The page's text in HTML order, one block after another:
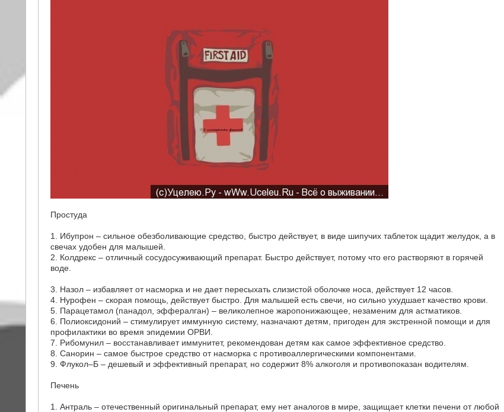
Простуда
1. Ибупрон – сильное обезболивающие средство, быстро действует, в виде шипучих таблеток щадит желудок, а в
свечах удобен для малышей.
2. Колдрекс – отличный сосудосуживающий препарат. Быстро действует, потому что его растворяют в горячей
воде.
3. Назол – избавляет от насморка и не дает пересыхать слизистой оболочке носа, действует 12 часов.
4. Нурофен – скорая помощь, действует быстро. Для малышей есть свечи, но сильно ухудшает качество крови.
5. Парацетамол (панадол, эффералган) – великолепное жаропонижающее, незаменим для астматиков.
6. Полиоксидоний – стимулирует иммунную систему, назначают детям, пригоден для экстренной помощи и для
профилактики во время эпидемии ОРВИ.
7. Рибомунил – восстанавливает иммунитет, рекомендован детям как самое эффективное средство.
8. Санорин – самое быстрое средство от насморка с противоаллергическими компонентами.
9. Флукол–Б – дешевый и эффективный препарат, но содержит 8% алкоголя и противопоказан водителям.
Печень
1. Антраль – отечественный оригинальный препарат, ему нет аналогов в мире, защищает клетки печени от любой